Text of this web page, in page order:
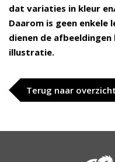
dat variaties in kleur
Daarom is geen enkele
dienen de
illustratie.
Terug naar overzicht